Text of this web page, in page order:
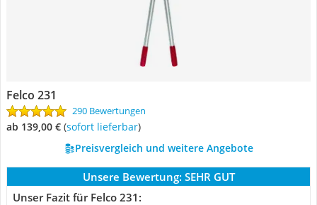
Felco 231
290 Bewertungen
ab 139,00 € ( Sofort lieferbar)
Preisvergleich und weitere Angebote
Unsere Bewertung: SEHR GUT
Unser Fazit für Felco 231: